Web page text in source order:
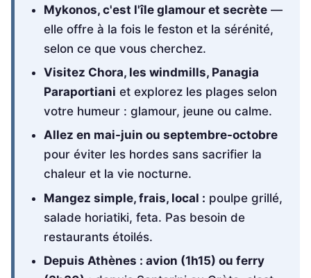
Mykonos, c'est l'île glamour et secrète—
elle offre à la fois le feston et la sérénité,
selon ce que vous cherchez.
Visitez Chora, les windmills, Panagia
Paraportiani et explorez les plages selon
votre humeur : glamour, jeune ou calme.
Allez en mai-juin ou septembre-octobre
pour éviter les hordes sans sacrifier la
chaleur et la vie nocturne.
Mangez simple, frais, local : poulpe grillé,
salade horiatiki, feta. Pas besoin de
restaurants étoilés.
Depuis Athènes : avion (1h15) ou ferry